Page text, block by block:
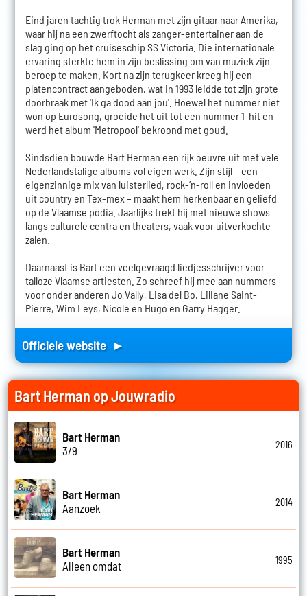
Eind jaren tachtig trok Herman met zijn gitaar naar Amerika,
waar hij na een zwerftocht als zanger-entertainer aan de
slag ging op het cruiseschip SS Victoria. Die internationale
ervaring sterkte hem in zijn beslissing om van muziek zijn
beroep te maken. Kort na zijn terugkeer kreeg hij een
platencontract aangeboden, wat in 1993 leidde tot zijn grote
doorbraak met 'Ik ga dood aan jou'. Hoewel het nummer niet
won op Eurosong, groeide het uit tot een nummer 1-hit en
werd het album 'Metropool' bekroond met goud.
Sindsdien bouwde Bart Herman een rijk oeuvre uit met vele
Nederlandstalige albums vol eigen werk. Zijn stijl – een
eigenzinnige mix van luisterlied, rock-’n-roll en invloeden
uit country en Tex-mex – maakt hem herkenbaar en geliefd
op de Vlaamse podia. Jaarlijks trekt hij met nieuwe shows
langs culturele centra en theaters, vaak voor uitverkochte
zalen.
Daarnaast is Bart een veelgevraagd liedjesschrijver voor
talloze Vlaamse artiesten. Zo schreef hij mee aan nummers
voor onder anderen Jo Vally, Lisa del Bo, Liliane Saint-
Pierre, Wim Leys, Nicole en Hugo en Garry Hagger.
Officiele website ►
Bart Herman op Jouwradio
Bart Herman
3/9
2016
Bart Herman
Aanzoek
2014
Bart Herman
Alleen omdat
1995